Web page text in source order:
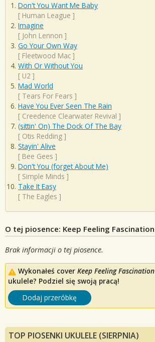
Don't You Want Me Baby
[ Human League ]
Imagine
[ John Lennon ]
Go Your Own Way
[ Fleetwood Mac ]
With Or Without You
[ U2 ]
Mad World
[ Tears For Fears ]
Have You Ever Seen The Rain
[ Creedence Clearwater Revival ]
(sittin' On) The Dock Of The Bay
[ Otis Redding ]
Stayin' Alive
[ Bee Gees ]
Don't You (forget About Me)
[ Simple Minds ]
Take It Easy
[ The Eagles ]
O tej piosence: Keep Feeling Fascination
Brak informacji o tej piosence.
Wykonałeś cover Keep Feeling Fascination
ukulele? Podziel się swoją pracą!
Dodaj przeróbkę
TOP PIOSENKI UKULELE (SIERPNIA)